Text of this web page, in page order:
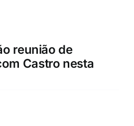
reunião de
Castro nesta